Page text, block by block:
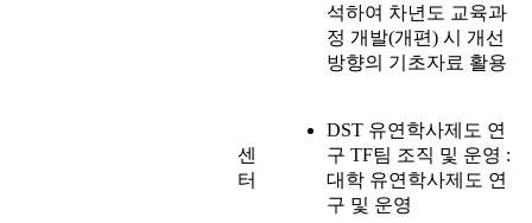
석하여 차년도 교육과
정 개발(개편) 시 개선
방향의 기초자료 활용
센
터
DST 유연학사제도 연
구 TF팀 조직 및 운영 :
대학 유연학사제도 연
구 및 운영